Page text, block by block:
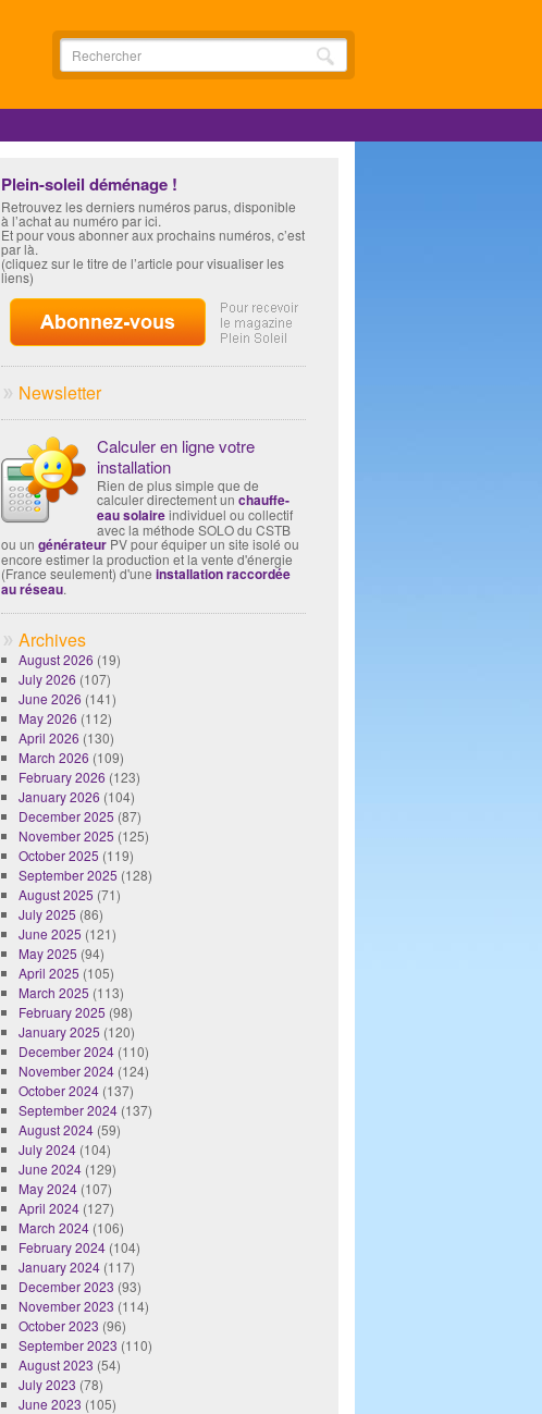
Plein-soleil déménage !
Retrouvez les derniers numéros parus, disponible
à l’achat au numéro par ici.
Et pour vous abonner aux prochains numéros, c’est
par là.
(cliquez sur le titre de l’article pour visualiser les
liens)
Newsletter
Calculer en ligne votre
installation
Rien de plus simple que de
calculer directement un chauffe-
eau solaireindividuel ou collectif
avec la méthode SOLO du CSTB
ou un générateur PV pour équiper un site isolé ou
encore estimer la production et la vente d'énergie
(France seulement) d'une installation raccordée
au réseau.
Archives
August 2026 (19)
July 2026 (107)
June 2026 (141)
May 2026 (112)
April 2026 (130)
March 2026 (109)
February 2026 (123)
January 2026 (104)
December 2025 (87)
November 2025 (125)
October 2025 (119)
September 2025 (128)
August 2025 (71)
July 2025 (86)
June 2025 (121)
May 2025 (94)
April 2025 (105)
March 2025 (113)
February 2025 (98)
January 2025 (120)
December 2024(110)
November 2024(124)
October 2024(137)
September 2024(137)
August 2024(59)
July 2024(104)
June 2024(129)
May 2024(107)
April 2024(127)
March 2024(106)
February 2024(104)
January 2024(117)
December 2023 (93)
November 2023 (114)
October 2023 (96)
September 2023 (110)
August 2023 (54)
July 2023 (78)
June 2023 (105)